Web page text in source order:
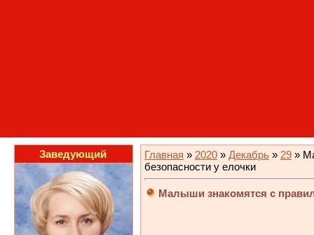
Заведующий Главная » 2020 » Декабрь » 29 »
безопасности у елочки
Малыши знакомятся с